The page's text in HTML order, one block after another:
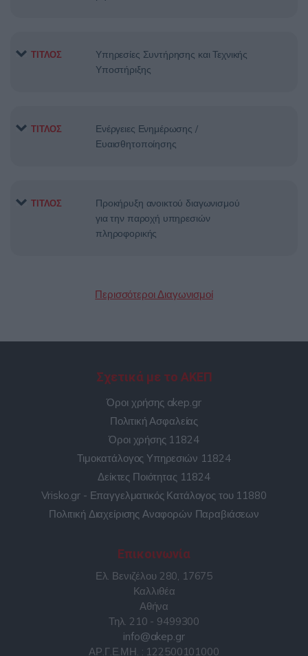
ΤΙΤΛΟΣ
Υπηρεσίες Συντήρησης και Τεχνικής
Υποστήριξης
ΤΙΤΛΟΣ
Ενέργειες Ενημέρωσης /
Ευαισθητοποίησης
ΤΙΤΛΟΣ
Προκήρυξη ανοικτού διαγωνισμού
για την παροχή υπηρεσιών
πληροφορικής
Περισσότεροι Διαγωνισμοί
Σχετικά με το ΑΚΕΠ
Όροι χρήσης akep.gr
Πολιτική Ασφαλείας
Όροι χρήσης 11824
Τιμοκατάλογος Υπηρεσιών 11824
Δείκτες Ποιότητας 11824
Vrisko.gr - Επαγγελματικός Κατάλογος του 11880
Πολιτική Διαχείρισης Αναφορών Παραβιάσεων
Επικοινωνία
Ελ. Βενιζέλου 280, 17675
Καλλιθέα
Αθήνα
Τηλ. 210 - 9499300
info@akep.gr
ΑΡ.Γ.Ε.ΜΗ. : 122500101000